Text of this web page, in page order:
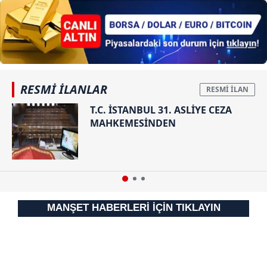
RESMİ İLANLAR
T.C. İSTANBUL 31. ASLİYE CEZA
MAHKEMESİNDEN
MANŞET HABERLERİ İÇİN TIKLAYIN